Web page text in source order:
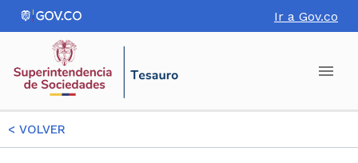
Ir a Gov.co
< VOLVER